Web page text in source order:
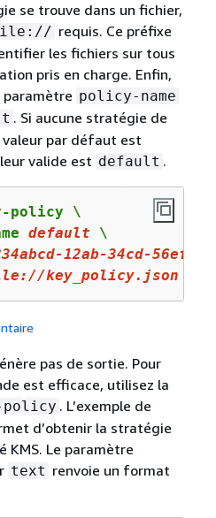
se trouve dans un fichier,
requis. Ce préfixe
les fichiers sur tous
pris en charge. Enfin,
paramètre policy-name
. Si aucune stratégie de
valeur par défaut est
valide est default .
policy \
default \
-12ab-34cd-56ef-
//key_policy.json
pas de sortie. Pour
est efficace, utilisez la
policy . L’exemple de
d’obtenir la stratégie
KMS. Le paramètre
text renvoie un format